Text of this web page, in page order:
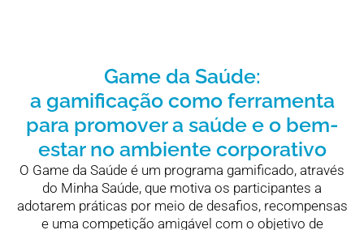
Game da Saúde:
a gamificação como ferramenta
para promover a saúde e o bem-
estar no ambiente corporativo
O Game da Saúde é um programa gamificado, através
do Minha Saúde, que motiva os participantes a
adotarem práticas por meio de desafios, recompensas
e uma competição amigável com o objetivo de